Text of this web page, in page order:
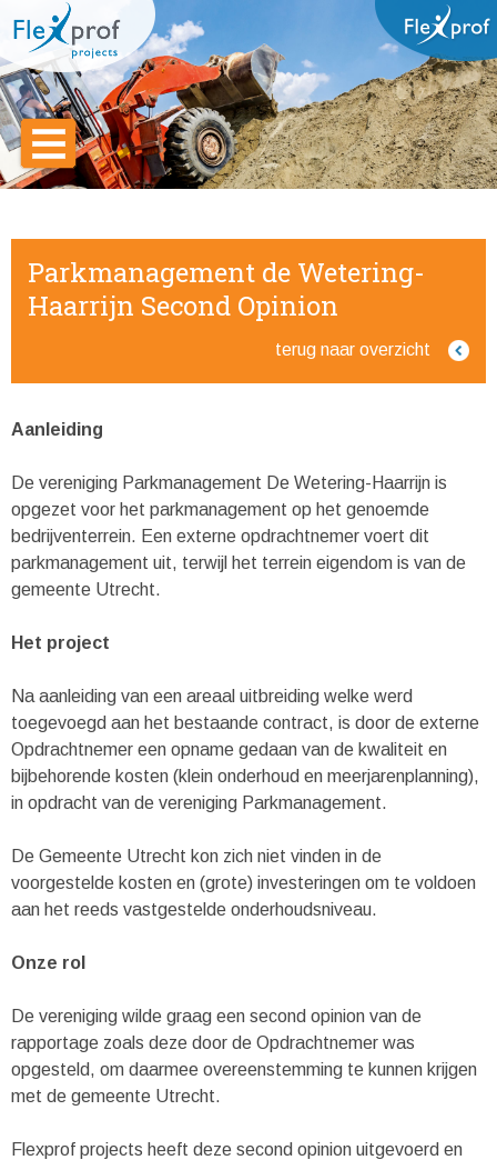
Parkmanagement de Wetering-
Haarrijn Second Opinion
terug naar overzicht
Aanleiding
De vereniging Parkmanagement De Wetering-Haarrijn is
opgezet voor het parkmanagement op het genoemde
bedrijventerrein. Een externe opdrachtnemer voert dit
parkmanagement uit, terwijl het terrein eigendom is van de
gemeente Utrecht.
Het project
Na aanleiding van een areaal uitbreiding welke werd
toegevoegd aan het bestaande contract, is door de externe
Opdrachtnemer een opname gedaan van de kwaliteit en
bijbehorende kosten (klein onderhoud en meerjarenplanning),
in opdracht van de vereniging Parkmanagement.
De Gemeente Utrecht kon zich niet vinden in de
voorgestelde kosten en (grote) investeringen om te voldoen
aan het reeds vastgestelde onderhoudsniveau.
Onze rol
De vereniging wilde graag een second opinion van de
rapportage zoals deze door de Opdrachtnemer was
opgesteld, om daarmee overeenstemming te kunnen krijgen
met de gemeente Utrecht.
Flexprof projects heeft deze second opinion uitgevoerd en